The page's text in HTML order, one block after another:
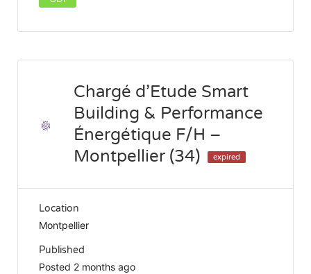
Chargé d’Etude Smart
Building & Performance
Énergétique F/H –
Montpellier (34)
expired
Location
Montpellier
Published
Posted 2 months ago